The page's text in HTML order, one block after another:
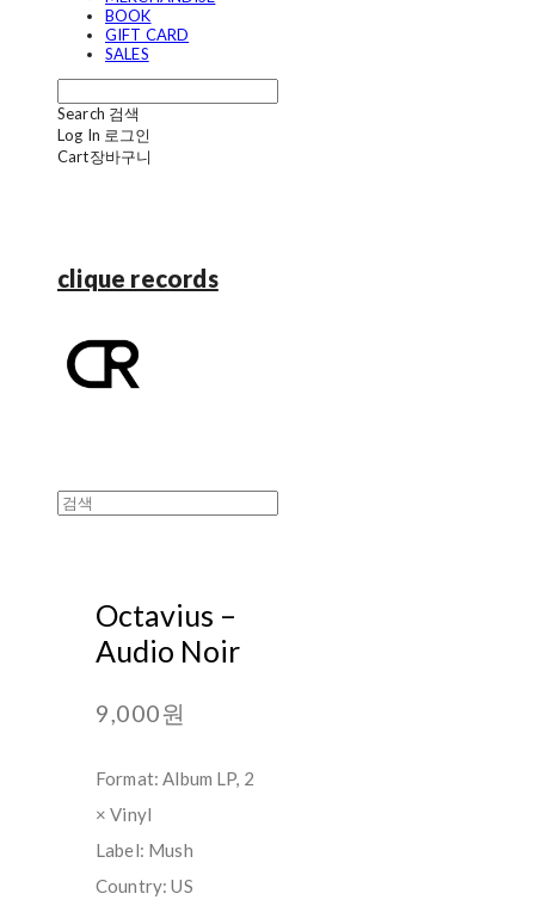
BOOK
GIFT CARD
SALES
Search 검색
Log In 로그인
Cart장바구니
clique records
Octavius ‎–
Audio Noir
9,000원
Format: Album LP, 2
× Vinyl
Label: Mush
Country: US